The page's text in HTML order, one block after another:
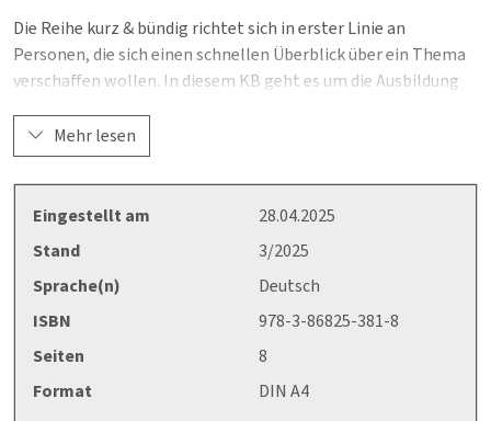
Die Reihe kurz & bündig richtet sich in erster Linie an
Personen, die sich einen schnellen Überblick über ein Thema
verschaffen wollen. In diesem KB geht es um die Ausbildung
fasst die wichtigsten Informationen zusammen.
Mehr lesen
Eingestellt am
28.04.2025
Stand
3/2025
Sprache(n)
Deutsch
ISBN
978-3-86825-381-8
Seiten
8
Format
DIN A4